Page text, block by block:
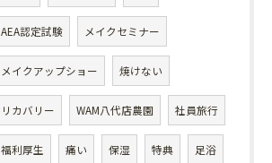
AEA認定試験 メイクセミナー
メイクアップショー 焼けない
リカバリー WAM八代店農園 社員旅行
福利厚生 痛い 保湿 特典 足浴